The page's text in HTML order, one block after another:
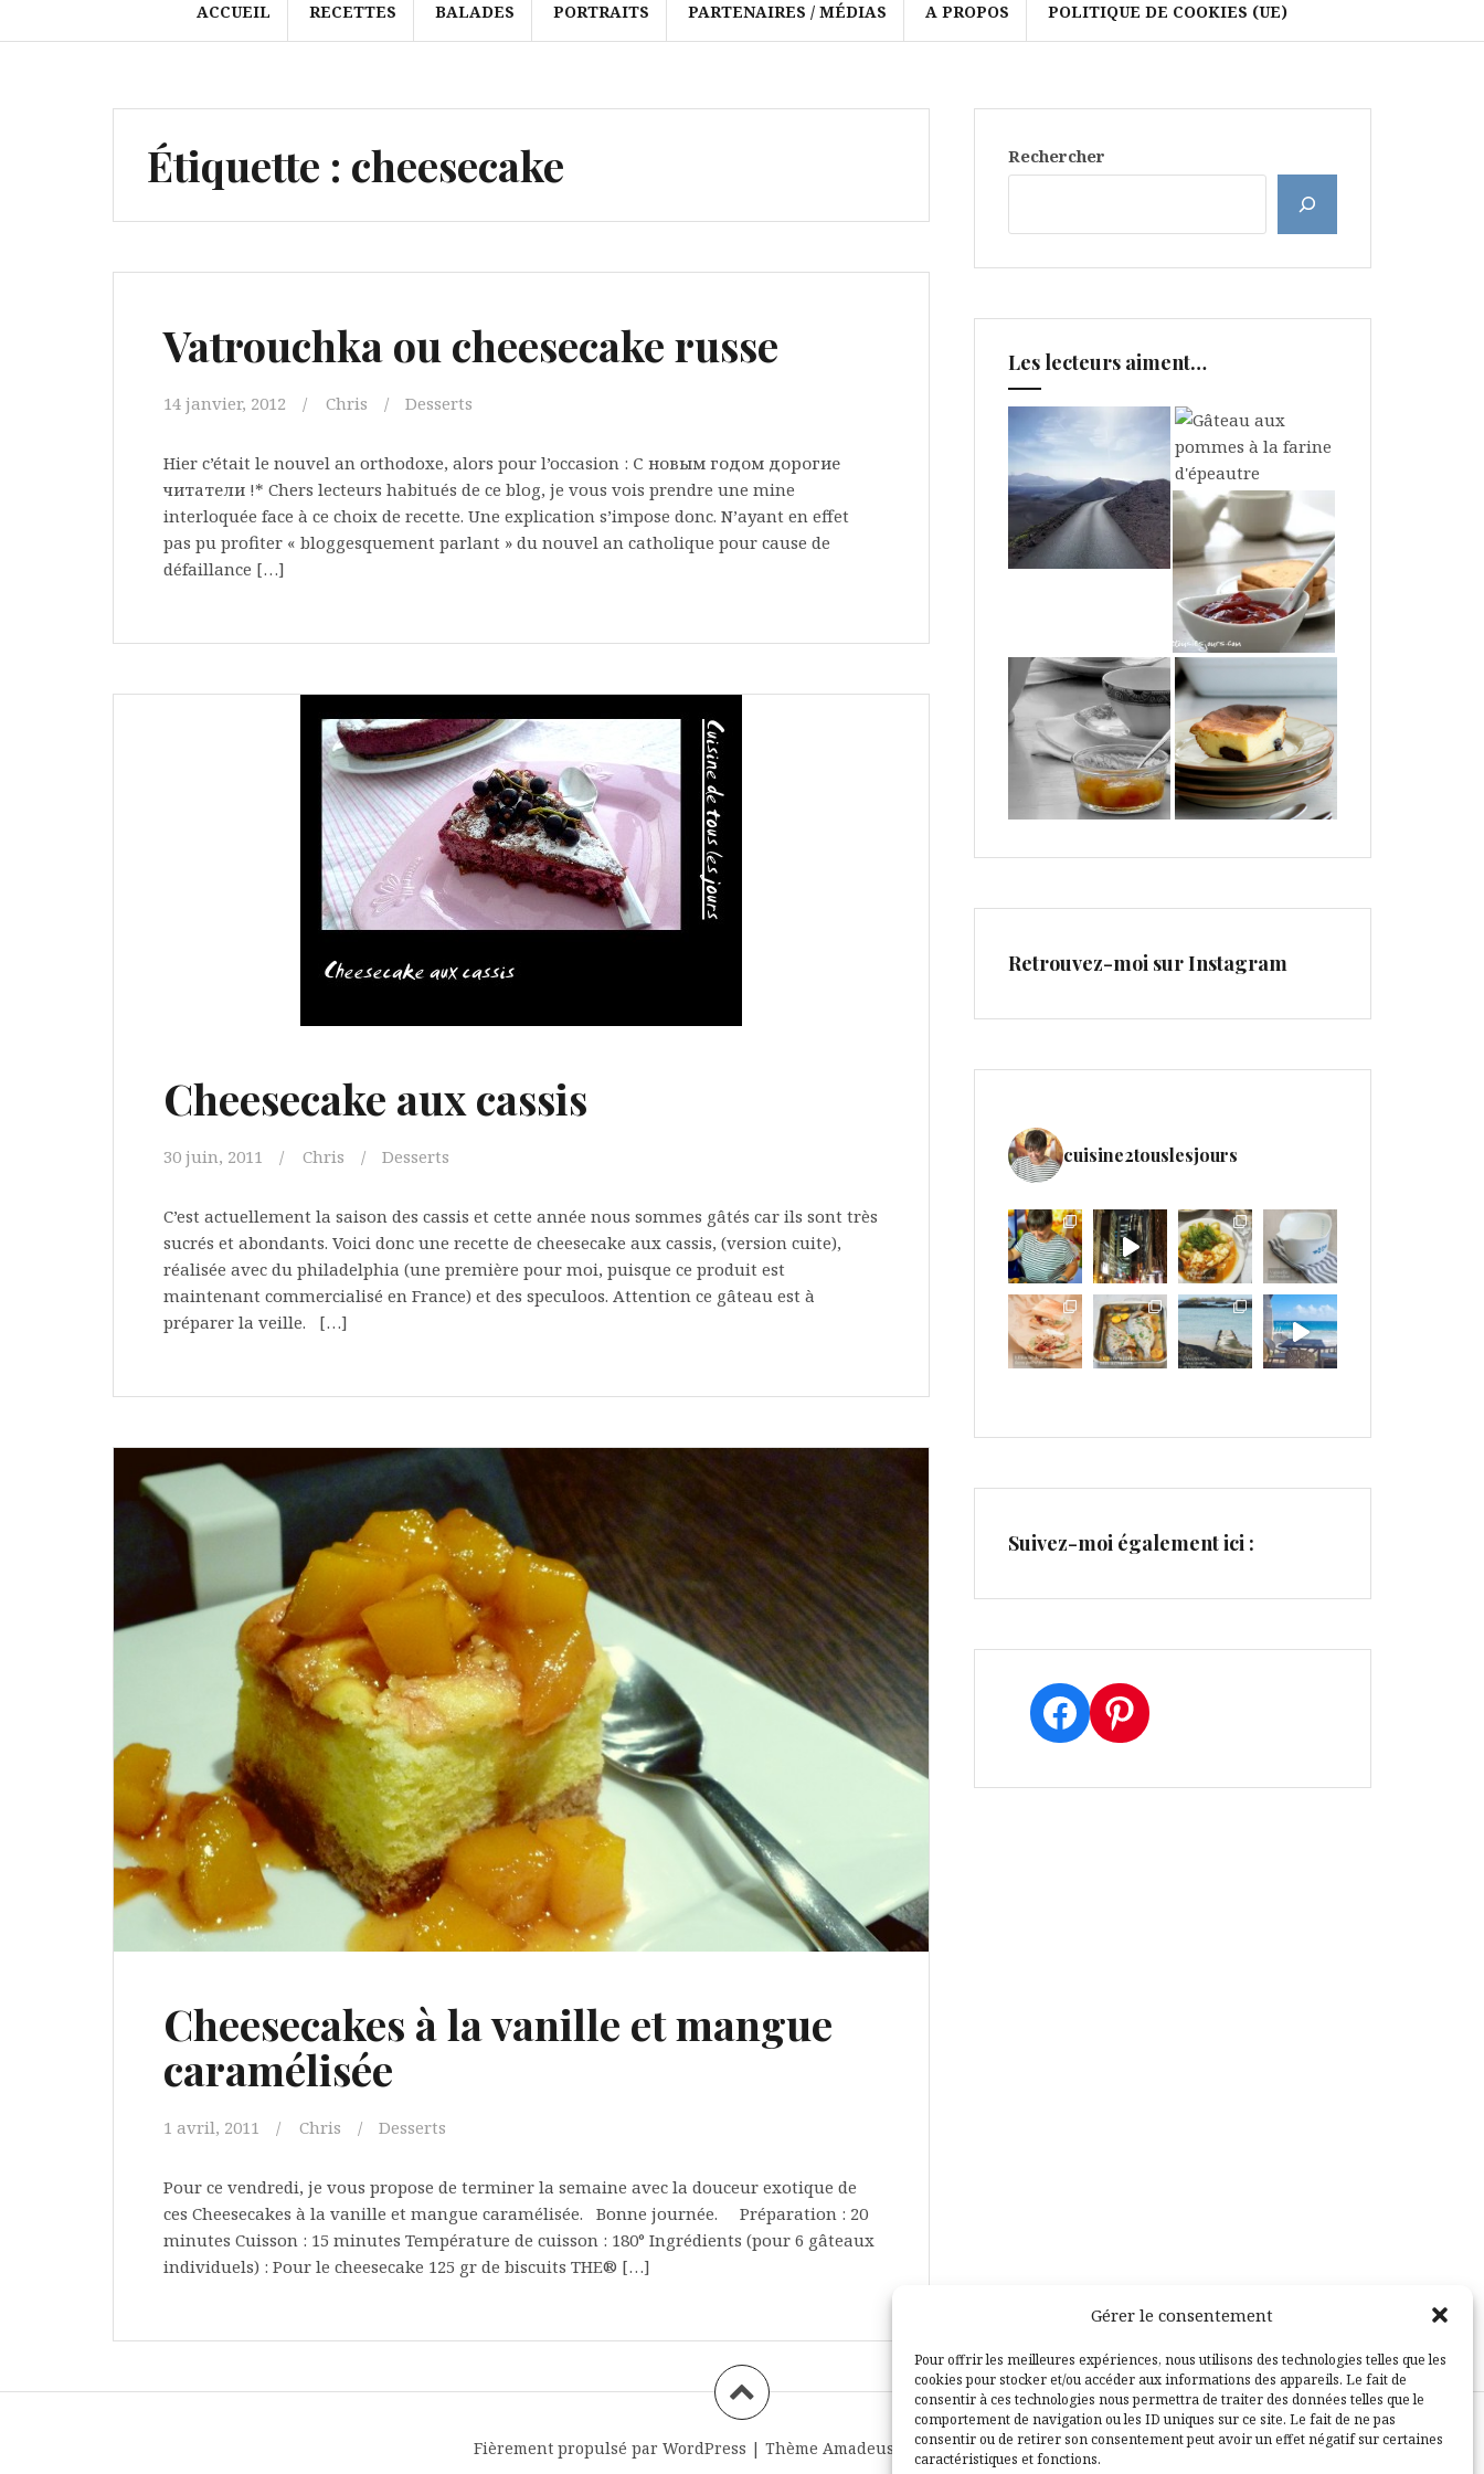
Gérer le consentement
Pour offrir les meilleures expériences, nous utilisons des technologies telles que les
cookies pour stocker et/ou accéder aux informations des appareils. Le fait de
consentir à ces technologies nous permettra de traiter des données telles que le
comportement de navigation ou les ID uniques sur ce site. Le fait de ne pas
consentir ou de retirer son consentement peut avoir un effet négatif sur certaines
caractéristiques et fonctions.
ACCUEIL RECETTES BALADES PORTRAITS PARTENAIRES / MÉDIAS A PROPOS POLITIQUE DE COOKIES (UE)
Étiquette : cheesecake
Vatrouchka ou cheesecake russe
14 janvier, 2012 Chris Desserts
Hier c’était le nouvel an orthodoxe, alors pour l’occasion : С новым годом дорогие
читатели !* Chers lecteurs habitués de ce blog, je vous vois prendre une mine
interloquée face à ce choix de recette. Une explication s’impose donc. N’ayant en effet
pas pu profiter « bloggesquement parlant » du nouvel an catholique pour cause de
défaillance […]
Cheesecake aux cassis
30 juin, 2011 Chris Desserts
C’est actuellement la saison des cassis et cette année nous sommes gâtés car ils sont très
sucrés et abondants. Voici donc une recette de cheesecake aux cassis, (version cuite),
réalisée avec du philadelphia (une première pour moi, puisque ce produit est
maintenant commercialisé en France) et des speculoos. Attention ce gâteau est à
préparer la veille. […]
Cheesecakes à la vanille et mangue
caramélisée
1 avril, 2011 Chris Desserts
Pour ce vendredi, je vous propose de terminer la semaine avec la douceur exotique de
ces Cheesecakes à la vanille et mangue caramélisée. Bonne journée. Préparation : 20
minutes Cuisson : 15 minutes Température de cuisson : 180° Ingrédients (pour 6 gâteaux
individuels) : Pour le cheesecake 125 gr de biscuits THE® […]
Rechercher
Les lecteurs aiment…
Retrouvez-moi sur Instagram
cuisine2touslesjours
Suivez-moi également ici :
Facebook
Pinterest
Fièrement propulsé par WordPress | Thème Amadeus par Themeisle